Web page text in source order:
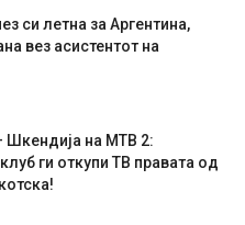
си летна за Аргентина,
вез асистентот на
Шкендија на МТВ 2:
ги откупи ТВ правата од